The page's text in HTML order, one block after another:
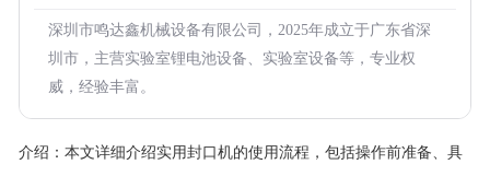
深圳市鸣达鑫机械设备有限公司，2025年成立于广东省深
圳市，主营实验室锂电池设备、实验室设备等，专业权
威，经验丰富。
介绍： 本文详细介绍实用封口机的使用流程，包括操作前准备、具